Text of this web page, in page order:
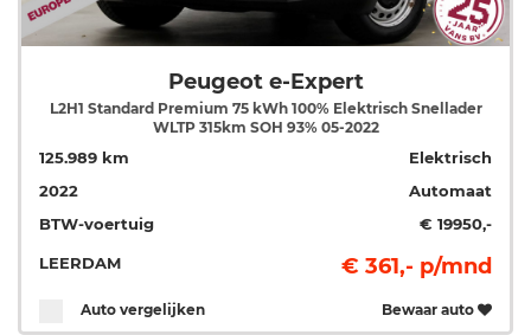
Peugeot e-Expert
L2H1 Standard Premium 75 kWh 100% Elektrisch Snellader
WLTP 315km SOH 93% 05-2022
125.989 km
Elektrisch
2022
Automaat
BTW-voertuig
€ 19950,-
LEERDAM € 361,- p/mnd
Auto vergelijken Bewaar auto